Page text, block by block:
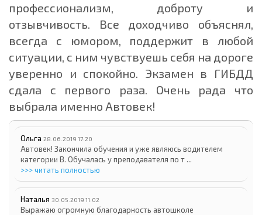
профессионализм, доброту и
отзывчивость. Все доходчиво объяснял,
всегда с юмором, поддержит в любой
ситуации, с ним чувствуешь себя на дороге
уверенно и спокойно. Экзамен в ГИБДД
сдала с первого раза. Очень рада что
выбрала именно Автовек!
Ольга 28.06.2019 17:20
Автовек! Закончила обучения и уже являюсь водителем
категории В. Обучалась у преподавателя по т ...
>>> читать полностью
Наталья 30.05.2019 11:02
Выражаю огромную благодарность автошколе